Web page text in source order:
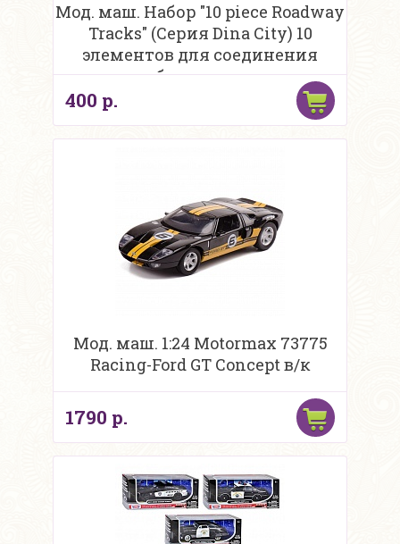
Мод. маш. Набор "10 piece Roadway
Tracks" (Серия Dina City) 10
элементов для соединения
наборов в один
400 р.
Мод. маш. 1:24 Motormax 73775
Racing-Ford GT Concept в/к
1790 р.